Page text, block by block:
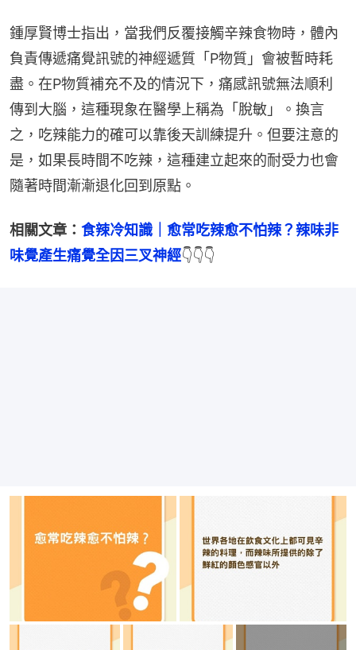
鍾厚賢博士指出，當我們反覆接觸辛辣食物時，體內
負責傳遞痛覺訊號的神經遞質「P物質」會被暫時耗
盡。在P物質補充不及的情況下，痛感訊號無法順利
傳到大腦，這種現象在醫學上稱為「脫敏」。換言
之，吃辣能力的確可以靠後天訓練提升。但要注意的
是，如果長時間不吃辣，這種建立起來的耐受力也會
隨著時間漸漸退化回到原點。
相關文章： 食辣冷知識｜愈常吃辣愈不怕辣？辣味非
味覺產生痛覺全因三叉神經👇👇👇